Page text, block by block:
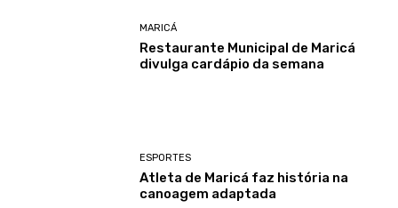
MARICÁ
Restaurante Municipal de Maricá
divulga cardápio da semana
ESPORTES
Atleta de Maricá faz história na
canoagem adaptada